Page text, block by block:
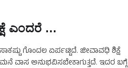
ಎಂದರೆ …
ಗೊಂದಲ ಏರ್ಪಟ್ಟಿದೆ. ಜೀವಾವಧಿ ಶಿಕ್ಷೆ
ವಾಸ ಅನುಭವಿಸಬೇಕಾಗುತ್ತದೆ. ಇದರ ಬಗ್ಗೆ